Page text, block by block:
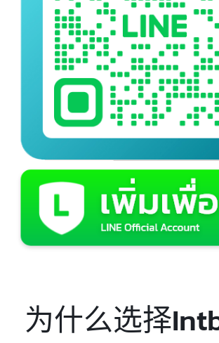
Intbizth 中泰航线航空货运
解决方案
如果您正在寻找值得信赖的中泰航线航空
专业经验丰富的团队,Intbizth致力为您提
输全方位服务。
Intbizth致力提供专业可靠的航空货运服
咨询我们，免费!
为什么选择